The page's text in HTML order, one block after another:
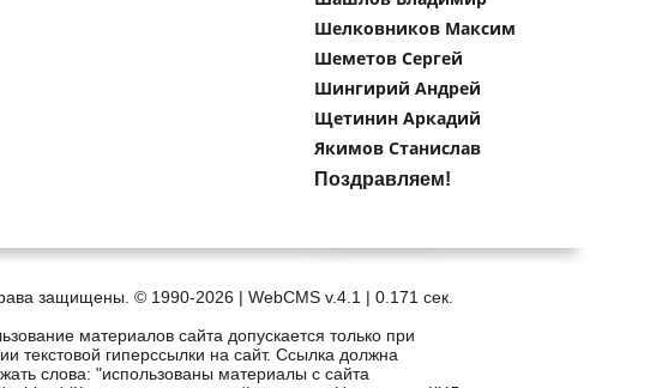
Шелковников Максим
Шеметов Сергей
Шингирий Андрей
Щетинин Аркадий
Якимов Станислав
Поздравляем!
защищены. © 1990-2026 | WebCMS v.4.1 | 0.171 сек.
материалов сайта допускается только при
текстовой гиперссылки на сайт. Ссылка должна
слова: "использованы материалы с сайта